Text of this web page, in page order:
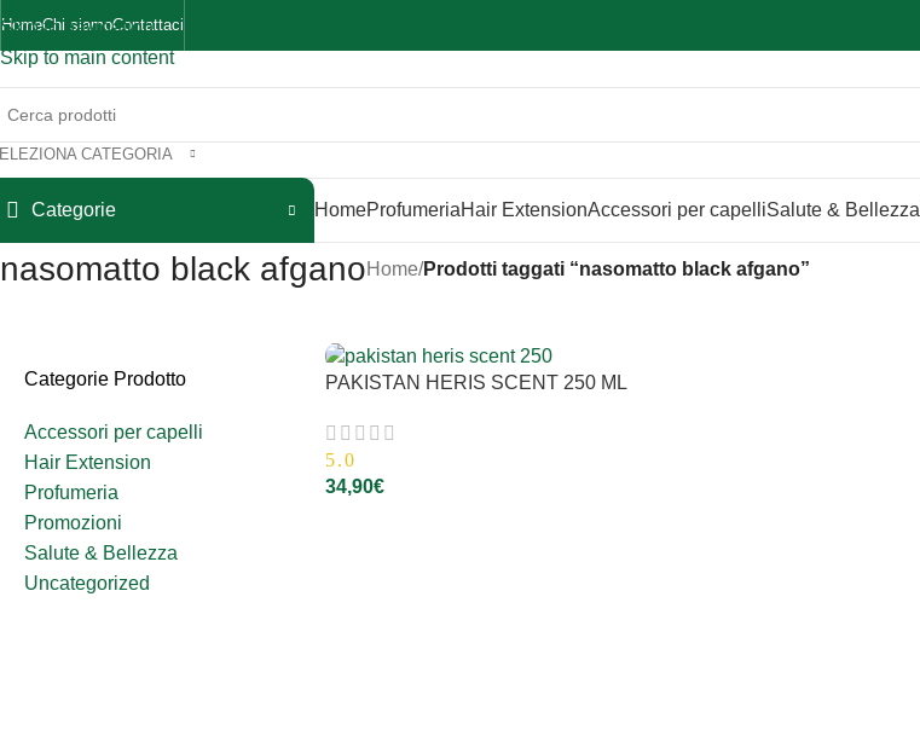
Skip to navigation
Skip to main content
HomeChi siamoContattaci
CATEGORIA
Categorie HomeProfumeriaHair ExtensionAccessori per capelliSalute & Bellezza
nasomatto black afganoHome/Prodotti taggati “nasomatto black afgano”
Categorie Prodotto
Accessori per capelli
Hair Extension
Profumeria
Promozioni
Salute & Bellezza
Uncategorized
PAKISTAN HERIS SCENT 250 ML
5.0
34,90€